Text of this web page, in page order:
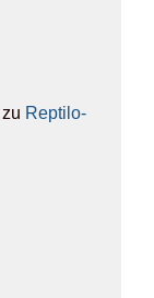
zu Rep­ti­lo­